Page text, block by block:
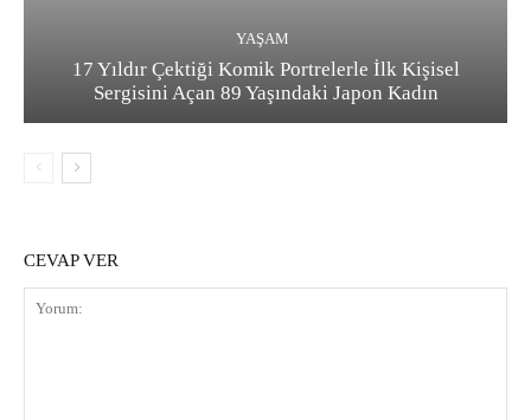
YAŞAM
17 Yıldır Çektiği Komik Portrelerle İlk Kişisel
Sergisini Açan 89 Yaşındaki Japon Kadın
CEVAP VER